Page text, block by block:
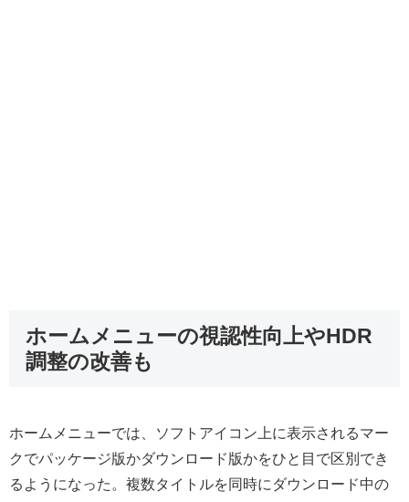
ホームメニューの視認性向上やHDR
調整の改善も
ホームメニューでは、ソフトアイコン上に表示されるマー
クでパッケージ版かダウンロード版かをひと目で区別でき
るようになった。複数タイトルを同時にダウンロード中の